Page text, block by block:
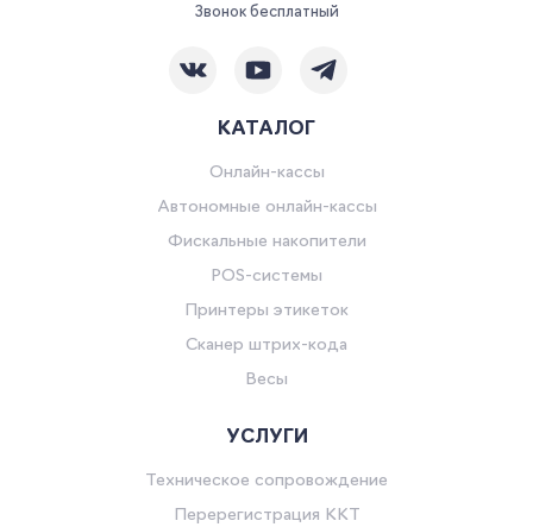
Звонок бесплатный
КАТАЛОГ
Онлайн-кассы
Автономные онлайн-кассы
Фискальные накопители
POS-системы
Принтеры этикеток
Сканер штрих-кода
Весы
УСЛУГИ
Техническое сопровождение
Перерегистрация ККТ